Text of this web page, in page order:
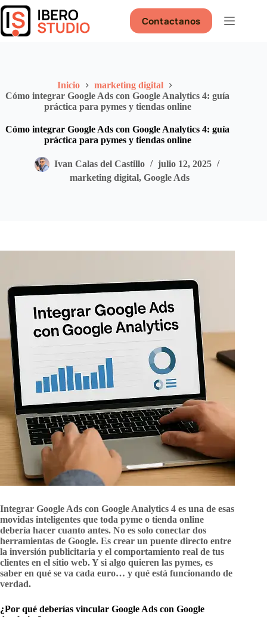
Saltar
al
contenido
Contactanos
Inicio
marketing digital
Cómo integrar Google Ads con Google Analytics 4: guía
práctica para pymes y tiendas online
Cómo integrar Google Ads con Google Analytics 4: guía
práctica para pymes y tiendas online
Ivan Calas del Castillo
julio 12, 2025
marketing digital, Google Ads
Integrar Google Ads con Google Analytics 4 es una de esas
movidas inteligentes que toda pyme o tienda online
debería hacer cuanto antes. No es solo conectar dos
herramientas de Google. Es crear un puente directo entre
la inversión publicitaria y el comportamiento real de tus
clientes en el sitio web. Y si algo quieren las pymes, es
saber en qué se va cada euro… y qué está funcionando de
verdad.
¿Por qué deberías vincular Google Ads con Google